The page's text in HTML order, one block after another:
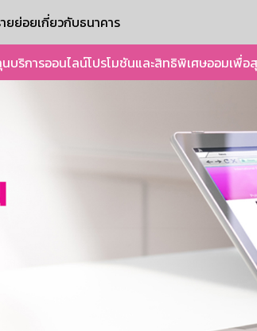
ยย่อยเกี่ยวกับธนาคาร
บริการออนไลน์โปรโมชันและสิทธิพิเศษออมเพื่อ